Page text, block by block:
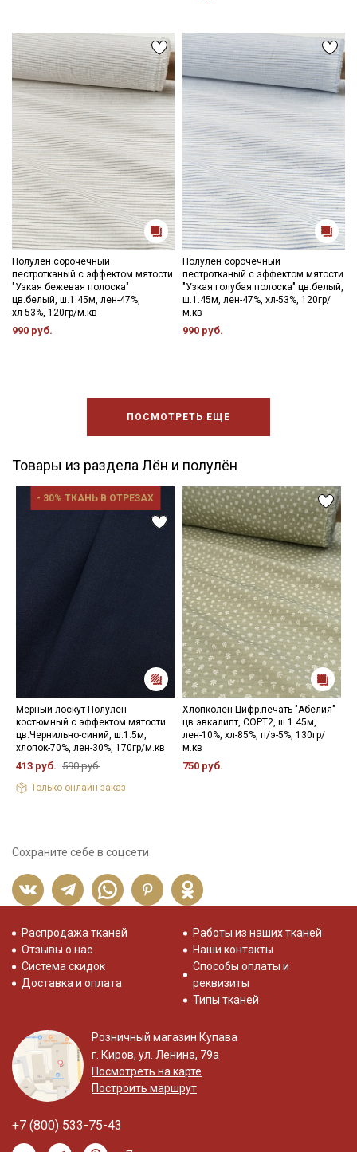
Полулен сорочечный
пестротканый с эффектом мятости
"Узкая бежевая полоска"
цв.белый, ш.1.45м, лен-47%,
хл-53%, 120гр/м.кв
990 руб.
Полулен сорочечный
пестротканый с эффектом мятости
"Узкая голубая полоска" цв.белый,
ш.1.45м, лен-47%, хл-53%, 120гр/
м.кв
990 руб.
ПОСМОТРЕТЬ ЕЩЕ
Товары из раздела Лён и полулён
- 30% ТКАНЬ В ОТРЕЗАХ
Мерный лоскут Полулен
костюмный с эффектом мятости
цв.Чернильно-синий, ш.1.5м,
хлопок-70%, лен-30%, 170гр/м.кв
413 руб. 590 руб.
Только онлайн-заказ
Хлопколен Цифр.печать "Абелия"
цв.эвкалипт, СОРТ2, ш.1.45м,
лен-10%, хл-85%, п/э-5%, 130гр/
м.кв
750 руб.
Сохраните себе в соцсети
Распродажа тканей
Отзывы о нас
Система скидок
Доставка и оплата
Работы из наших тканей
Наши контакты
Способы оплаты и
реквизиты
Типы тканей
Розничный магазин Купава
г. Киров, ул. Ленина, 79а
Посмотреть на карте
Построить маршрут
+7 (800) 533-75-43